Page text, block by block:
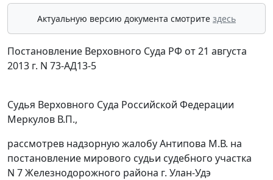
Актуальную версию документа смотрите здесь
Постановление Верховного Суда РФ от 21 августа
2013 г. N 73-АД13-5
Судья Верховного Суда Российской Федерации
Меркулов В.П.,
рассмотрев надзорную жалобу Антипова М.В. на
постановление мирового судьи судебного участка
N 7 Железнодорожного района г. Улан-Удэ